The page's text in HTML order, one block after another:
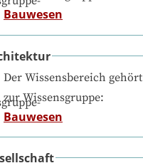
Bauwesen
Der Wissensbereich gehört
zur Wissensgruppe:
Bauwesen